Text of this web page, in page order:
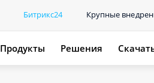
Битрикс24 Крупные
Продукты Решения